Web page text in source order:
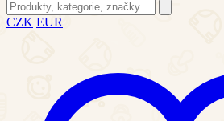
CZK EUR